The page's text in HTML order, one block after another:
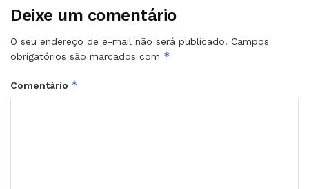
Deixe um comentário
O seu endereço de e-mail não será publicado. Campos
obrigatórios são marcados com *
Comentário *